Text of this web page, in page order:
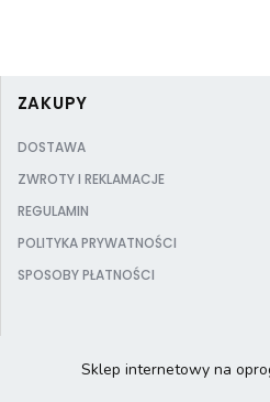
ZAKUPY
DOSTAWA
ZWROTY I REKLAMACJE
REGULAMIN
POLITYKA PRYWATNOŚCI
SPOSOBY PŁATNOŚCI
Sklep internetowy na